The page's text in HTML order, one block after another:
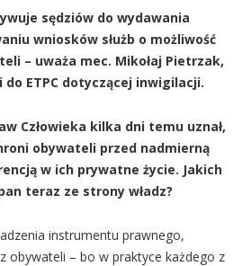
sędziów do wydawania
wniosków służb o możliwość
– uważa mec. Mikołaj Pietrzak,
ETPC dotyczącej inwigilacji.
Człowieka kilka dni temu uznał,
obywateli przed nadmierną
w ich prywatne życie. Jakich
teraz ze strony władz?
instrumentu prawnego,
obywateli – bo w praktyce każdego z